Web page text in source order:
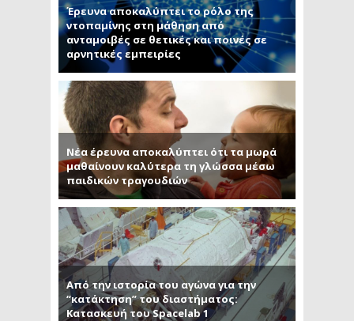
Έρευνα αποκαλύπτει το ρόλο της
ντοπαμίνης στη μάθηση από
ανταμοιβές σε θετικές και ποινές σε
αρνητικές εμπειρίες
Νέα έρευνα αποκαλύπτει ότι τα μωρά
μαθαίνουν καλύτερα τη γλώσσα μέσω
παιδικών τραγουδιών
Από την ιστορία του αγώνα για την
“κατάκτηση” του διαστήματος:
Κατασκευή του Spacelab 1